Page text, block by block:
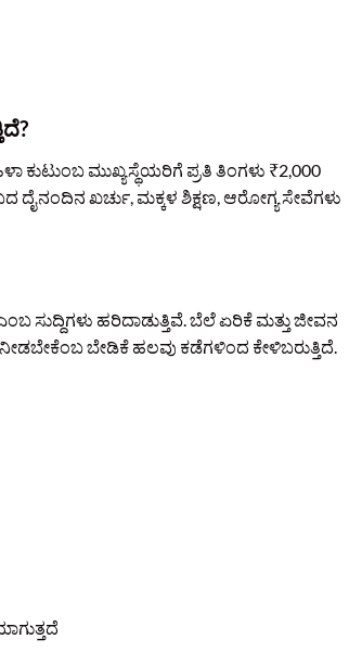
ಕುಟುಂಬ ಮುಖ್ಯಸ್ಥೆಯರಿಗೆ ಪ್ರತಿ ತಿಂಗಳು ₹2,000
ದೈನಂದಿನ ಖರ್ಚು, ಮಕ್ಕಳ ಶಿಕ್ಷಣ, ಆರೋಗ್ಯ ಸೇವೆಗಳು
ಸುದ್ದಿಗಳು ಹರಿದಾಡುತ್ತಿವೆ. ಬೆಲೆ ಏರಿಕೆ ಮತ್ತು ಜೀವನ
ಬೇಡಿಕೆ ಹಲವು ಕಡೆಗಳಿಂದ ಕೇಳಿಬರುತ್ತಿದೆ.